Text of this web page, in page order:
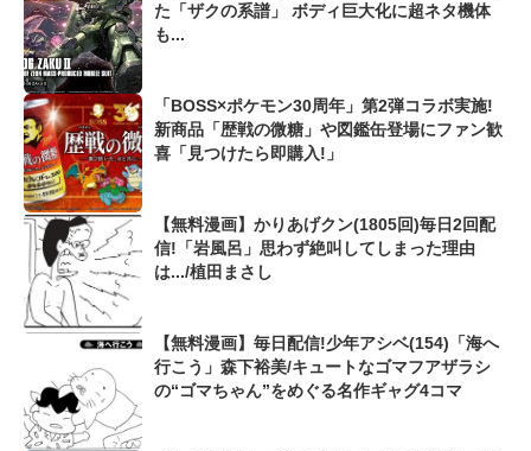
た「ザクの系譜」 ボディ巨大化に超ネタ機体
も...
「BOSS×ポケモン30周年」第2弾コラボ実施!
新商品「歴戦の微糖」や図鑑缶登場にファン歓
喜「見つけたら即購入!」
【無料漫画】かりあげクン(1805回)毎日2回配
信!「岩風呂」思わず絶叫してしまった理由
は.../植田まさし
【無料漫画】毎日配信!少年アシベ(154)「海へ
行こう」森下裕美/キュートなゴマフアザラシ
の“ゴマちゃん”をめぐる名作ギャグ4コマ